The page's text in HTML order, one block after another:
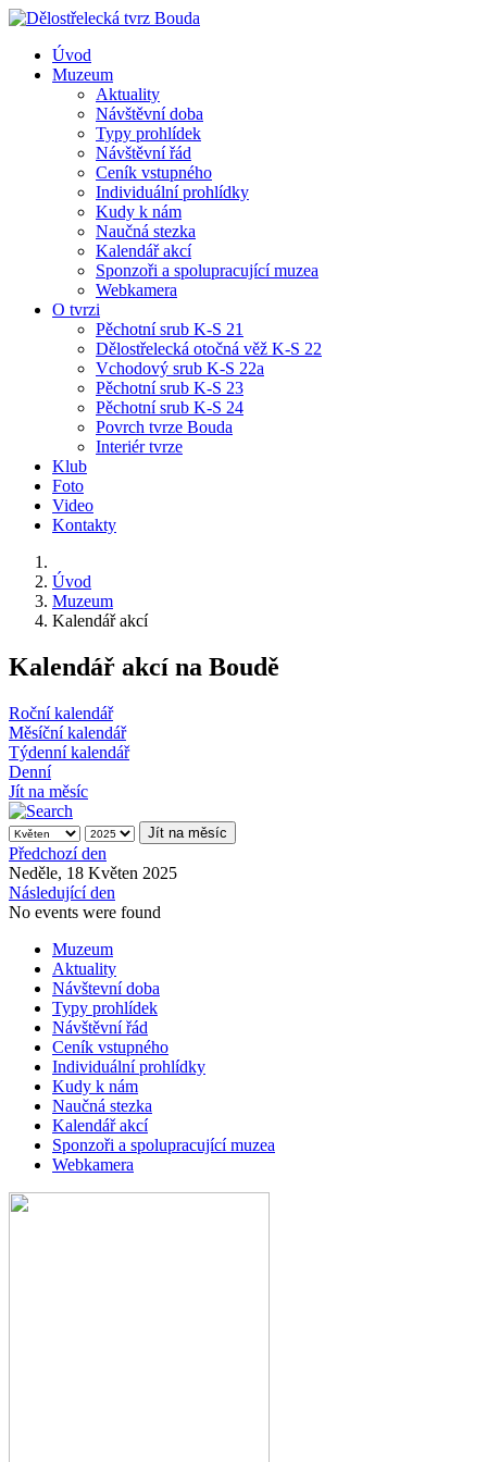
Úvod
Muzeum
Aktuality
Návštěvní doba
Typy prohlídek
Návštěvní řád
Ceník vstupného
Individuální prohlídky
Kudy k nám
Naučná stezka
Kalendář akcí
Sponzoři a spolupracující muzea
Webkamera
O tvrzi
Pěchotní srub K-S 21
Dělostřelecká otočná věž K-S 22
Vchodový srub K-S 22a
Pěchotní srub K-S 23
Pěchotní srub K-S 24
Povrch tvrze Bouda
Interiér tvrze
Klub
Foto
Video
Kontakty
Úvod
Muzeum
Kalendář akcí
Kalendář akcí na Boudě
Roční kalendář
Měsíční kalendář
Týdenní kalendář
Denní
Jít na měsíc
Jít na měsíc
Předchozí den
Neděle, 18 Květen 2025
Následující den
No events were found
Muzeum
Aktuality
Návštevní doba
Typy prohlídek
Návštěvní řád
Ceník vstupného
Individuální prohlídky
Kudy k nám
Naučná stezka
Kalendář akcí
Sponzoři a spolupracující muzea
Webkamera